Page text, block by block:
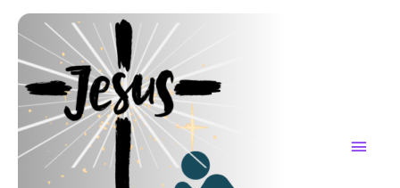
content